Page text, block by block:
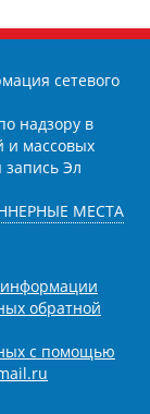
сетевого
надзору в
и массовых
запись Эл
МЕСТА
обратной
с помощью